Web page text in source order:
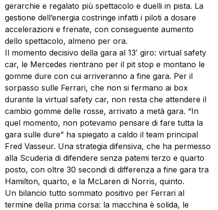
gerarchie e regalato più spettacolo e duelli in pista. La
gestione dell’energia costringe infatti i piloti a dosare
accelerazioni e frenate, con conseguente aumento
dello spettacolo, almeno per ora.
Il momento decisivo della gara al 13′ giro: virtual safety
car, le Mercedes rientrano per il pit stop e montano le
gomme dure con cui arriveranno a fine gara. Per il
sorpasso sulle Ferrari, che non si fermano ai box
durante la virtual safety car, non resta che attendere il
cambio gomme delle rosse, arrivato a metà gara. “In
quel momento, non potevamo pensare di fare tutta la
gara sulle dure” ha spiegato a caldo il team principal
Fred Vasseur. Una strategia difensiva, che ha permesso
alla Scuderia di difendere senza patemi terzo e quarto
posto, con oltre 30 secondi di differenza a fine gara tra
Hamilton, quarto, e la McLaren di Norris, quinto.
Un bilancio tutto sommato positivo per Ferrari al
termine della prima corsa: la macchina è solida, le